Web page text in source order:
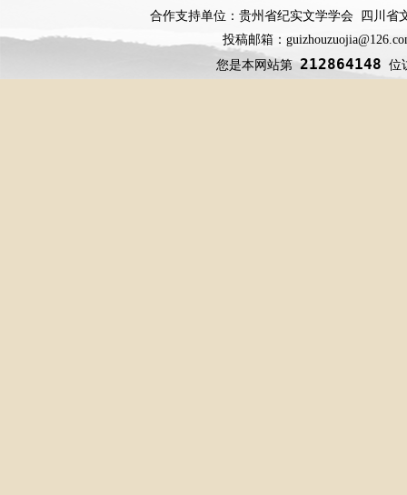
合作支持单位：贵州省纪实文学学会 四川
投稿邮箱：
您是本网站第212864148